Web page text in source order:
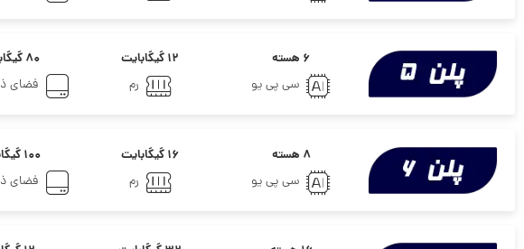
۶ هسته
سی پی یو
۱۲ گیگابایت
رم
۸۰ گیگابایت
فضای
۸ هسته
سی پی یو
۱۶ گیگابایت
رم
۱۰۰ گیگابایت
فضای